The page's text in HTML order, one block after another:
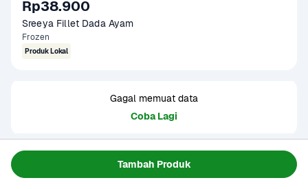
Tambah Produk
Rp38.900
Sreeya Fillet Dada Ayam
Frozen
Produk Lokal
Gagal memuat data
Coba Lagi
Informasi Produk
Origin : Local/Indonesia